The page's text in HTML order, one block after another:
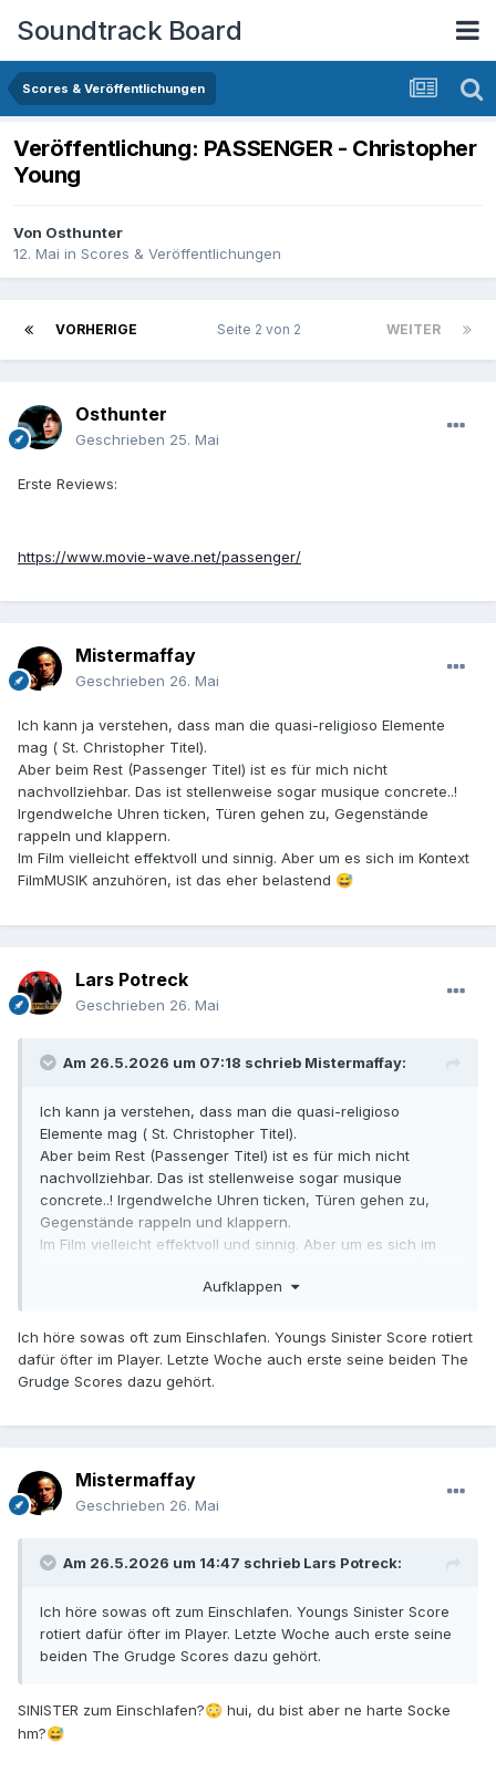
Soundtrack Board
Scores & Veröffentlichungen
Veröffentlichung: PASSENGER - Christopher
Young
Von Osthunter
12. Mai in Scores & Veröffentlichungen
VORHERIGE WEITER
Seite 2 von 2
Osthunter
Geschrieben 25. Mai
Erste Reviews:
https://www.movie-wave.net/passenger/
Mistermaffay
Geschrieben 26. Mai
Ich kann ja verstehen, dass man die quasi-religioso Elemente
mag ( St. Christopher Titel).
Aber beim Rest (Passenger Titel) ist es für mich nicht
nachvollziehbar. Das ist stellenweise sogar musique concrete..!
Irgendwelche Uhren ticken, Türen gehen zu, Gegenstände
rappeln und klappern.
Im Film vielleicht effektvoll und sinnig. Aber um es sich im Kontext
FilmMUSIK anzuhören, ist das eher belastend 😅
Lars Potreck
Geschrieben 26. Mai
Am 26.5.2026 um 07:18 schrieb Mistermaffay:
Ich kann ja verstehen, dass man die quasi-religioso
Elemente mag ( St. Christopher Titel).
Aber beim Rest (Passenger Titel) ist es für mich nicht
nachvollziehbar. Das ist stellenweise sogar musique
concrete..! Irgendwelche Uhren ticken, Türen gehen zu,
Gegenstände rappeln und klappern.
Im Film vielleicht effektvoll und sinnig. Aber um es sich im
Aufklappen
Ich höre sowas oft zum Einschlafen. Youngs Sinister Score rotiert
dafür öfter im Player. Letzte Woche auch erste seine beiden The
Grudge Scores dazu gehört.
Mistermaffay
Geschrieben 26. Mai
Am 26.5.2026 um 14:47 schrieb Lars Potreck:
Ich höre sowas oft zum Einschlafen. Youngs Sinister Score
rotiert dafür öfter im Player. Letzte Woche auch erste seine
beiden The Grudge Scores dazu gehört.
SINISTER zum Einschlafen?😳 hui, du bist aber ne harte Socke
hm?😅